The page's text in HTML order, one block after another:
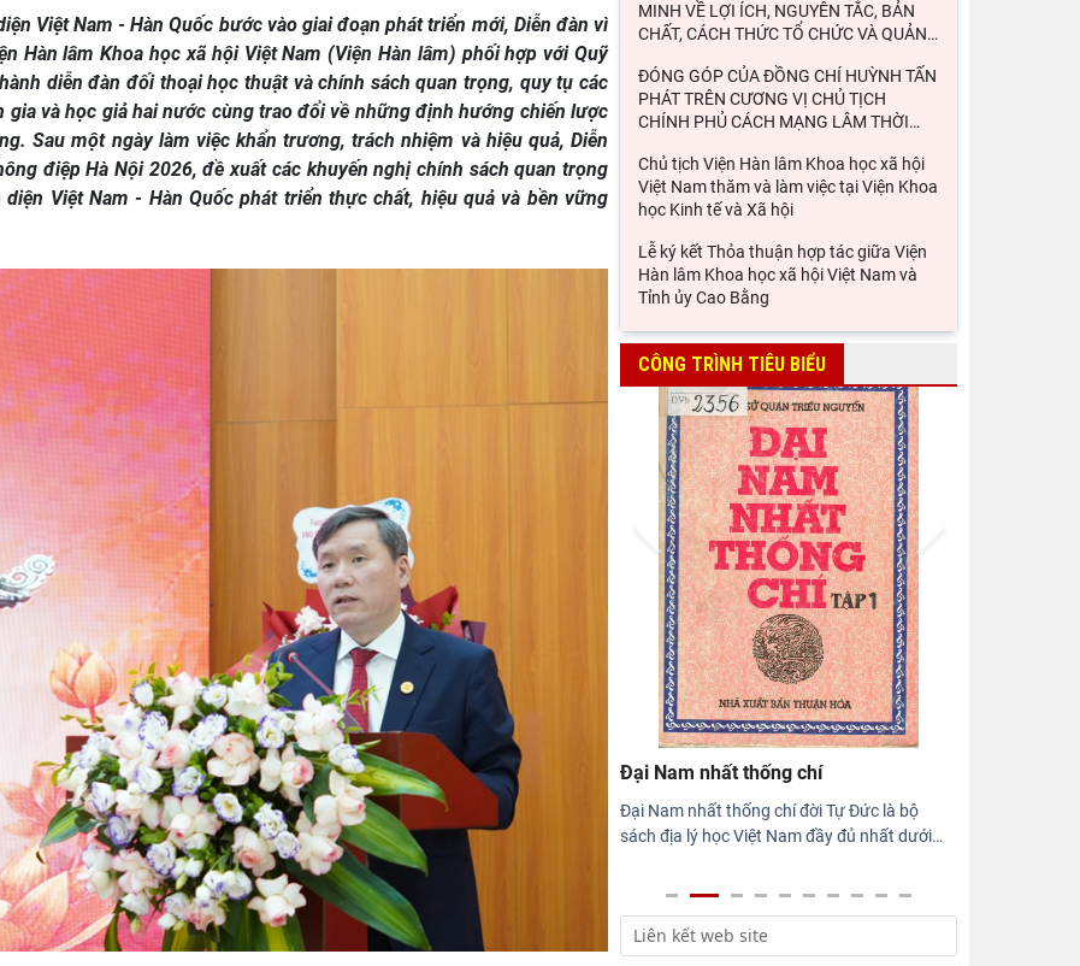
Việt Nam - Hàn Quốc bước vào giai đoạn phát triển mới, Diễn đàn vì
Hàn lâm Khoa học xã hội Việt Nam (Viện Hàn lâm) phối hợp với Quỹ
diễn đàn đối thoại học thuật và chính sách quan trọng, quy tụ các
gia và học giả hai nước cùng trao đổi về những định hướng chiến lược
Sau một ngày làm việc khẩn trương, trách nhiệm và hiệu quả, Diễn
điệp Hà Nội 2026, đề xuất các khuyến nghị chính sách quan trọng
Việt Nam - Hàn Quốc phát triển thực chất, hiệu quả và bền vững
MINH VỀ LỢI ÍCH, NGUYÊN TẮC, BẢN
CHẤT, CÁCH THỨC TỔ CHỨC VÀ QUẢN…
ĐÓNG GÓP CỦA ĐỒNG CHÍ HUỲNH TẤN
PHÁT TRÊN CƯƠNG VỊ CHỦ TỊCH
CHÍNH PHỦ CÁCH MẠNG LÂM THỜI…
Chủ tịch Viện Hàn lâm Khoa học xã hội
Việt Nam thăm và làm việc tại Viện Khoa
học Kinh tế và Xã hội
Lễ ký kết Thỏa thuận hợp tác giữa Viện
Hàn lâm Khoa học xã hội Việt Nam và
Tỉnh ủy Cao Bằng
Khai mạc trưng bày “Kết nối truyền
thống, vững bước tương lai”
Thường trực Hội đồng Lý luận Trung
ương làm việc với Tiểu ban Văn hóa - Xã
hội - Văn học, nghệ
Đảng ủy Viện Hàn lâm Khoa học xã hội
Việt Nam tổ chức Hội nghị Tập huấn
nghiệp vụ công tác kiểm
Viện Sử học tham gia Hội thảo khoa học
quốc gia "Danh nhân văn hóa Lê Quý
Đôn - Di sản và giá trị
Hội thảo khoa học quốc gia “Danh nhân
văn hóa Lê Quý Đôn - Di sản và giá trị
thời đại”
CÔNG TRÌNH TIÊU BIỂU
Đại Nam nhất thống chí
Đại Nam nhất thống chí đời Tự Đức là bộ
sách địa lý học Việt Nam đầy đủ nhất dưới…
Next